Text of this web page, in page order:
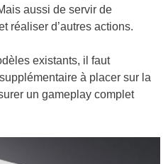
aussi de servir de
réaliser d’autres actions.
existants, il faut
à placer sur la
un gameplay complet